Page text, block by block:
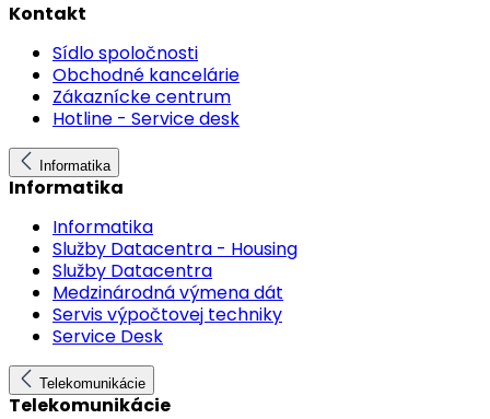
Kontakt
Sídlo spoločnosti
Obchodné kancelárie
Zákaznícke centrum
Hotline - Service desk
Informatika
Informatika
Informatika
Služby Datacentra - Housing
Služby Datacentra
Medzinárodná výmena dát
Servis výpočtovej techniky
Service Desk
Telekomunikácie
Telekomunikácie